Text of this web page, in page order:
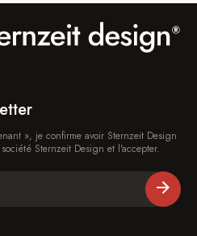
», je confirme avoir Sternzeit Design
Sternzeit Design et l'accepter.